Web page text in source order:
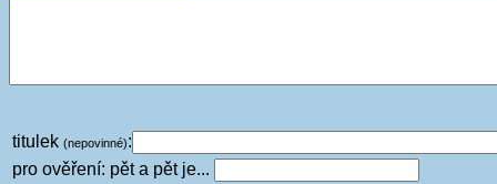
titulek (nepovinné):
pro ověření: pět a pět je...